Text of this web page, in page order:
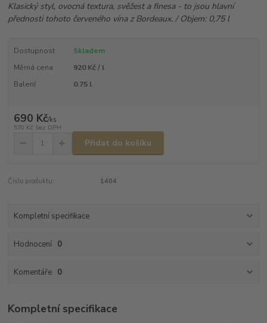
Klasický styl, ovocná textura, svěžest a finesa - to jsou hlavní
přednosti tohoto červeného vína z Bordeaux. / Objem: 0,75 l
Dostupnost
Skladem
Měrná cena
920 Kč / l
Balení
0.75 l
690 Kč/ks
570 Kč bez DPH
Přidat do košíku
Číslo produktu: 1404
Kompletní specifikace
Hodnocení 0
Komentáře 0
Kompletní specifikace